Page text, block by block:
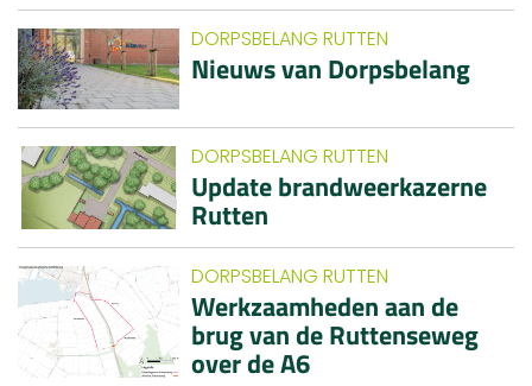
DORPSBELANG RUTTEN
Nieuws van Dorpsbelang
DORPSBELANG RUTTEN
Update brandweerkazerne
Rutten
DORPSBELANG RUTTEN
Werkzaamheden aan de
brug van de Ruttenseweg
over de A6